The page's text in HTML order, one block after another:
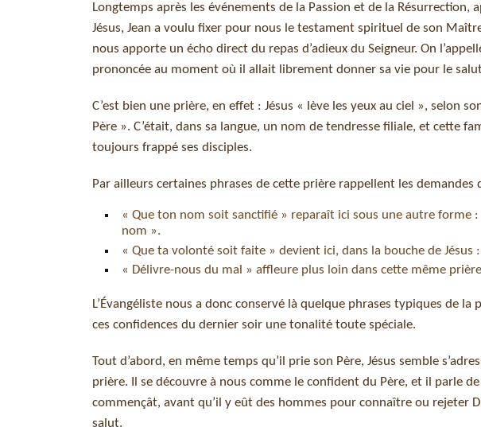
Longtemps après les événements de la Passion et de la
Jésus, Jean a voulu fixer pour nous le testament spirituel de son
nous apporte un écho direct du repas d’adieux du Seigneur. On
prononcée au moment où il allait librement donner sa vie pour le
C’est bien une prière, en effet : Jésus « lève les yeux au ciel », selon
Père ». C’était, dans sa langue, un nom de tendresse filiale, et cette
toujours frappé ses disciples.
Par ailleurs certaines phrases de cette prière rappellent les demandes
« Que ton nom soit sanctifié » reparaît ici sous une autre forme
nom ».
« Que ta volonté soit faite » devient ici, dans la bouche de Jésus
« Délivre-nous du mal » affleure plus loin dans cette même
L’Évangéliste nous a donc conservé là quelque phrases typiques de
ces confidences du dernier soir une tonalité toute spéciale.
Tout d’abord, en même temps qu’il prie son Père, Jésus semble
prière. Il se découvre à nous comme le confident du Père, et il parle
commençât, avant qu’il y eût des hommes pour connaître ou rejeter
salut.